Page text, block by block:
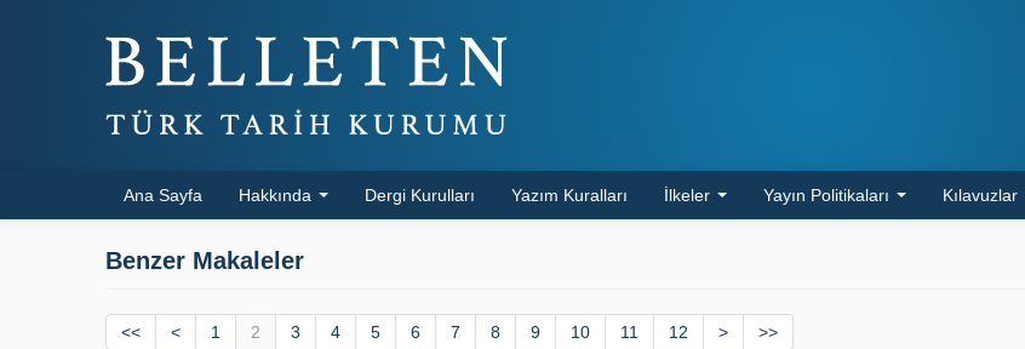
Ana Sayfa Hakkında Dergi Kurulları Yazım Kuralları İlkeler Yayın Politikaları Kılavuzlar
Benzer Makaleler
<< < 1 2 3 4 5 6 7 8 9 10 11 12 > >>